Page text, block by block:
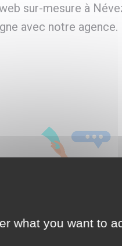
sur-mesure à
avec notre agence.
what you want to